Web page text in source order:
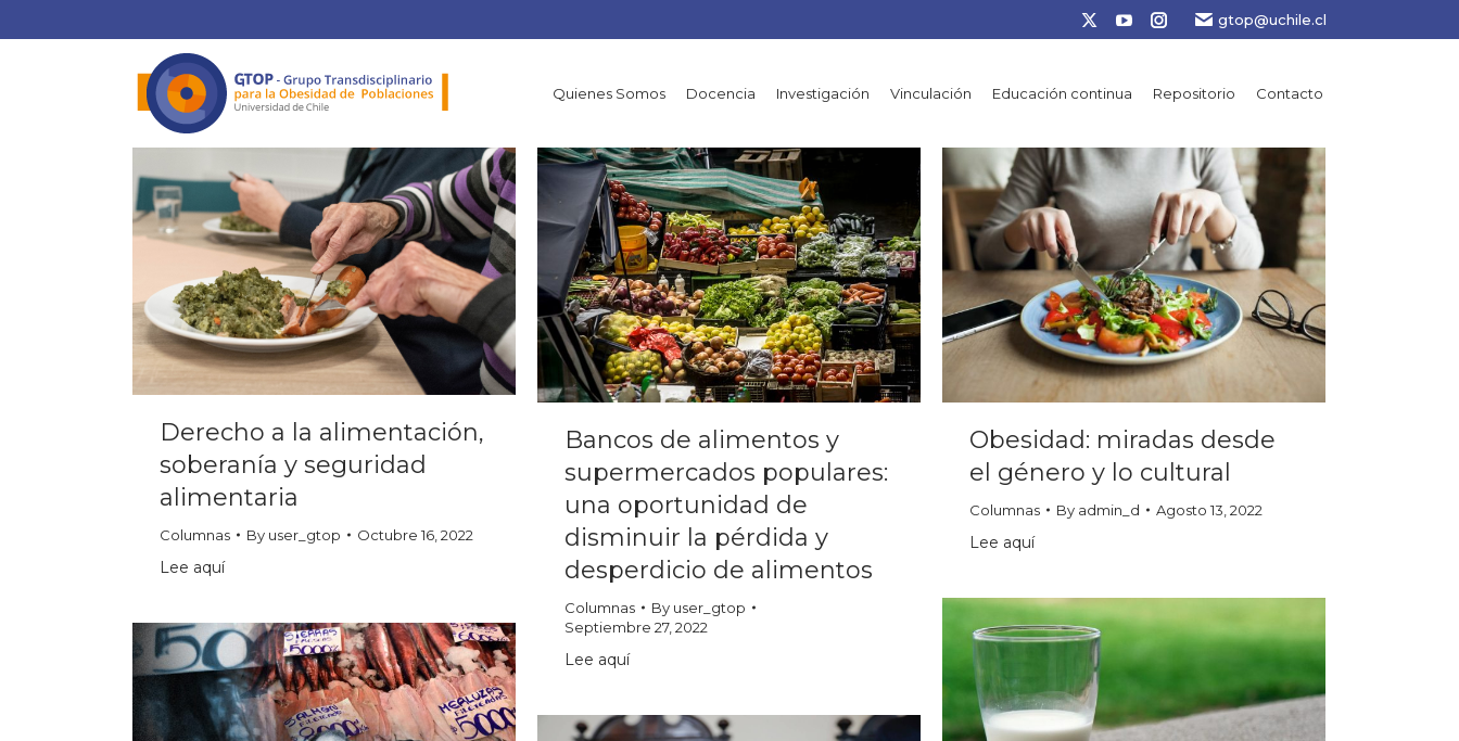
X
opens
new
window
YouTube
opens
new
window
Instagram
opens
new
window
gtop@uchile.cl
Quienes Somos Docencia Investigación Vinculación Educación continua Repositorio Contacto
Derecho a la alimentación,
soberanía y seguridad
alimentaria
Columnas By user_gtop Octubre 16, 2022
Lee aquí
Bancos de alimentos y
supermercados populares:
una oportunidad de
disminuir la pérdida y
desperdicio de alimentos
Columnas By user_gtop
Septiembre 27, 2022
Lee aquí
Obesidad: miradas desde
el género y lo cultural
Columnas By admin_d Agosto 13, 2022
Lee aquí